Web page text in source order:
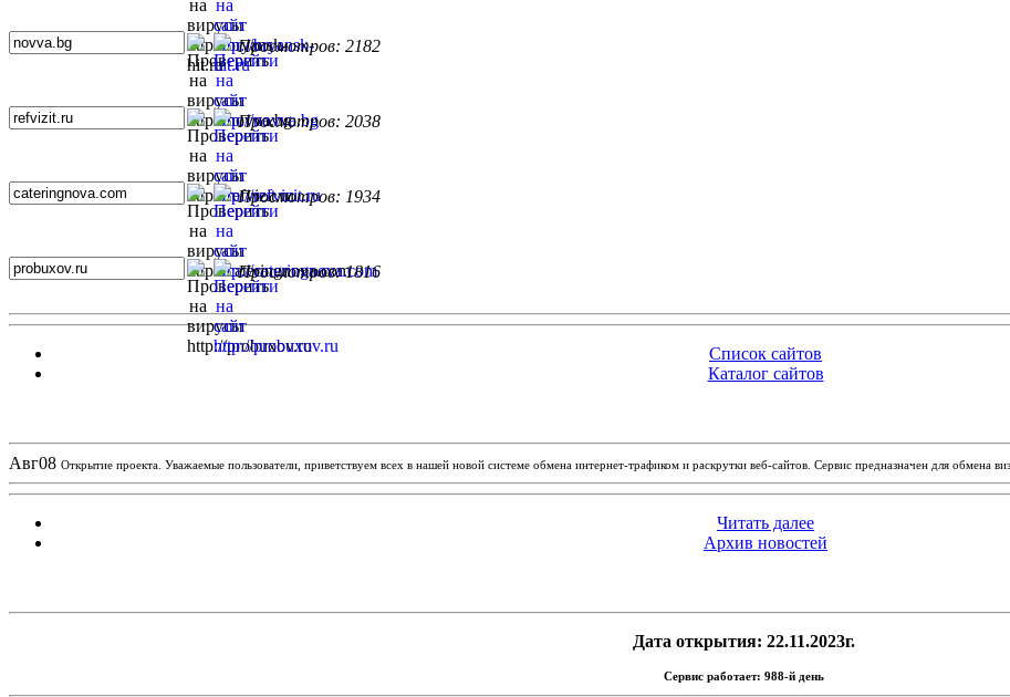
Просмотров: 2182
Просмотров: 2038
Просмотров: 1934
Просмотров: 1816
Список сайтов
Каталог сайтов
Авг08 Открытие проекта. Уважаемые пользователи, приветствуем всех в нашей новой системе обмена интернет-трафиком и раскрутки веб-сайтов. Сервис предназначен для обмена
Читать далее
Архив новостей
Дата открытия: 22.11.2023г.
Сервис работает: 988-й день